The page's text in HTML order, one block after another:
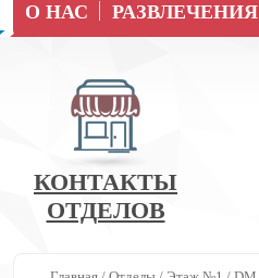
О НАС РАЗВЛЕЧЕНИЯ
КОНТАКТЫ
ОТДЕЛОВ